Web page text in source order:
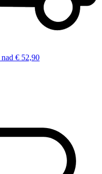
nad € 52,90